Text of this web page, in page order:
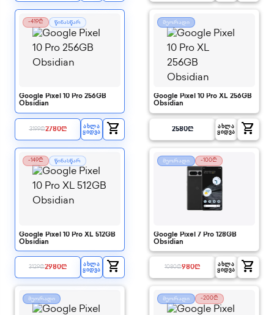
-419₾ წინასწარ
Google Pixel 10 Pro 256GB
Obsidian
3199₾2780₾
ᲐᲮᲚᲐ
ᲧᲘᲓᲕᲐ
shopping_cart
მეორადი
Google Pixel 10 Pro XL 256GB
Obsidian
2580₾
ᲐᲮᲚᲐ
ᲧᲘᲓᲕᲐ
shopping_cart
-149₾ წინასწარ
Google Pixel 10 Pro XL 512GB
Obsidian
3129₾2980₾
ᲐᲮᲚᲐ
ᲧᲘᲓᲕᲐ
shopping_cart
მეორადი -100₾
Google Pixel 7 Pro 128GB
Obsidian
1080₾980₾
ᲐᲮᲚᲐ
ᲧᲘᲓᲕᲐ
shopping_cart
მეორადი მეორადი -200₾